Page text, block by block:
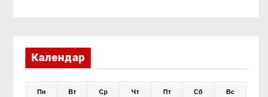
Календар
Пн Вт Ср Чт Пт Сб Вс